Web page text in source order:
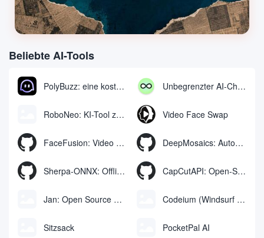
Beliebte AI-Tools
PolyBuzz: eine kostenlose Chat- und Rollenspielplattform für die Interaktion mit KI-Charakteren Unbegrenzter AI-Chat: kostenloses unbegrenztes AI-Chat-Tool
RoboNeo: KI-Tool zur Erstellung und Bearbeitung von Videos und Bildern per Chat Video Face Swap
FaceFusion: Video Face Swap Enhancement Tool | Voice Sync Video Mouth Moves DeepMosaics: Automatisches Entfernen von Mosaiken aus oder Hinzufügen von Mosaiken zu Bildern und Videos
Sherpa-ONNX: Offline-Spracherkennung und -synthese mit ONNXRuntime CapCutAPI: Open-Source-Tool zur automatischen Steuerung von CapCut-Videoclips
Jan: Open Source Offline-KI-Assistent, ChatGPT-Ersatz, lokale KI-Modelle oder Verbindung zur Cloud-KI Codeium (Windsurf Editor): kostenloses KI-Code-Vervollständigungs- und Chat-Tool, Windsurf schreibt den kompletten Projektcode in einer dialogorientierten Weise
Sitzsack PocketPal AI